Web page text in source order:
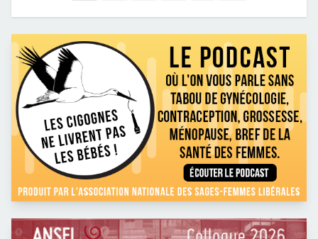
souhaits. Le cabinet...